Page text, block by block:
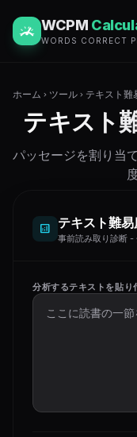
WCPM
WORDS CORRECT
ホーム chevron_right ツール chevron_right テキスト難
テキスト
パッセージを割り当
analytics テキスト難
事前読み取り診断 -
分析するテキストを貼り